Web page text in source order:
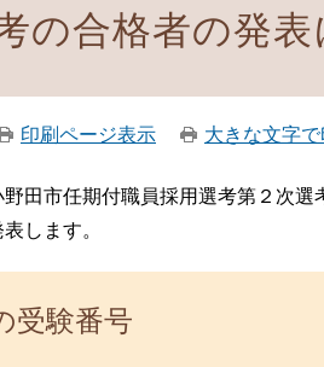
の合格者の発
印刷ページ表示 大きな文字
田市任期付職員採用選考第２次
します。
受験番号